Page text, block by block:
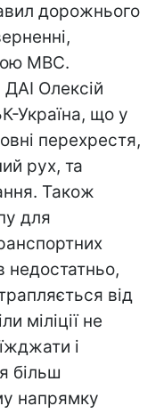
дорожнього
МВС.
Олексій
Україна, що у
перехрестя,
рух, та
Також
для
недостатньо,
від
міліції не
і
більш
напрямку